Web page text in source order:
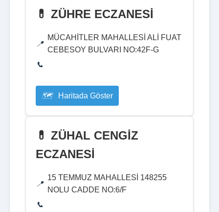
💊 ZÜHRE ECZANESİ
MÜCAHİTLER MAHALLESİ ALİ FUAT
CEBESOY BULVARI NO:42F-G
Haritada Göster
💊 ZÜHAL CENGİZ
ECZANESİ
15 TEMMUZ MAHALLESİ 148255
NOLU CADDE NO:6/F